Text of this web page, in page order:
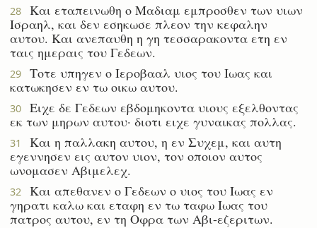
28
Και εταπεινωθη ο Μαδιαμ εμπροσθεν των υιων
Ισραηλ, και δεν εσηκωσε πλεον την κεφαλην
αυτου. Και ανεπαυθη η γη τεσσαρακοντα ετη εν
ταις ημεραις του Γεδεων.
29
Τοτε υπηγεν ο Ιεροβααλ υιος του Ιωας και
κατωκησεν εν τω οικω αυτου.
30
Ειχε δε Γεδεων εβδομηκοντα υιους εξελθοντας
εκ των μηρων αυτου· διοτι ειχε γυναικας πολλας.
31
Και η παλλακη αυτου, η εν Συχεμ, και αυτη
εγεννησεν εις αυτον υιον, τον οποιον αυτος
ωνομασεν Αβιμελεχ.
32
Και απεθανεν ο Γεδεων ο υιος του Ιωας εν
γηρατι καλω και εταφη εν τω ταφω Ιωας του
πατρος αυτου, εν τη Οφρα των Αβι-εζεριτων.